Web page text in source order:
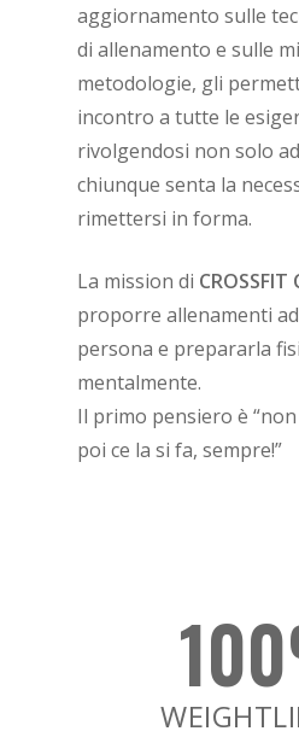
aggiornamento sulle
di allenamento e sulle
metodologie, gli
incontro a tutte le
rivolgendosi non solo
chiunque senta la
rimettersi in forma.
La mission di CROSSFIT
proporre allenamenti
persona e prepararla
mentalmente.
Il primo pensiero è
poi ce la si fa, sempre!”
100